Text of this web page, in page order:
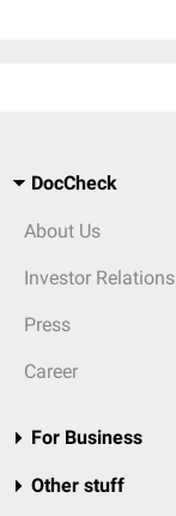
DocCheck
About Us
Investor Relations
Press
Career
For Business
Other stuff